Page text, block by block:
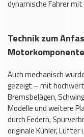
dynamische Fahrer
Technik zum
Auch mechanisch
gezeigt – mit
Bremsbelägen,
Modelle und weitere
durch Federn,
originale Kühler, Lüfter